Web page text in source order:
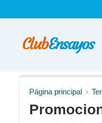
Página principal